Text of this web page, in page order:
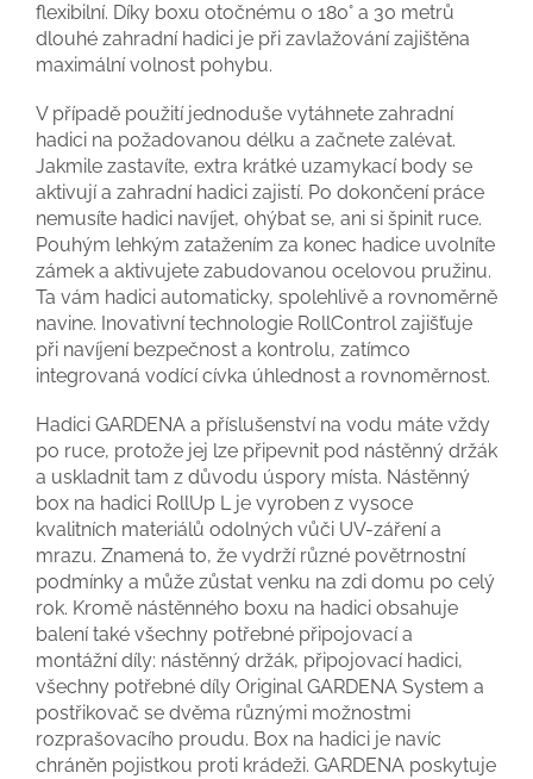
flexibilní. Díky boxu otočnému o 180° a 30 metrů
dlouhé zahradní hadici je při zavlažování zajištěna
maximální volnost pohybu.
V případě použití jednoduše vytáhnete zahradní
hadici na požadovanou délku a začnete zalévat.
Jakmile zastavíte, extra krátké uzamykací body se
aktivují a zahradní hadici zajistí. Po dokončení práce
nemusíte hadici navíjet, ohýbat se, ani si špinit ruce.
Pouhým lehkým zatažením za konec hadice uvolníte
zámek a aktivujete zabudovanou ocelovou pružinu.
Ta vám hadici automaticky, spolehlivě a rovnoměrně
navine. Inovativní technologie RollControl zajišťuje
při navíjení bezpečnost a kontrolu, zatímco
integrovaná vodící cívka úhlednost a rovnoměrnost.
Hadici GARDENA a příslušenství na vodu máte vždy
po ruce, protože jej lze připevnit pod nástěnný držák
a uskladnit tam z důvodu úspory místa. Nástěnný
box na hadici RollUp L je vyroben z vysoce
kvalitních materiálů odolných vůči UV-záření a
mrazu. Znamená to, že vydrží různé povětrnostní
podmínky a může zůstat venku na zdi domu po celý
rok. Kromě nástěnného boxu na hadici obsahuje
balení také všechny potřebné připojovací a
montážní díly: nástěnný držák, připojovací hadici,
všechny potřebné díly Original GARDENA System a
postřikovač se dvěma různými možnostmi
rozprašovacího proudu. Box na hadici je navíc
chráněn pojistkou proti krádeži. GARDENA poskytuje